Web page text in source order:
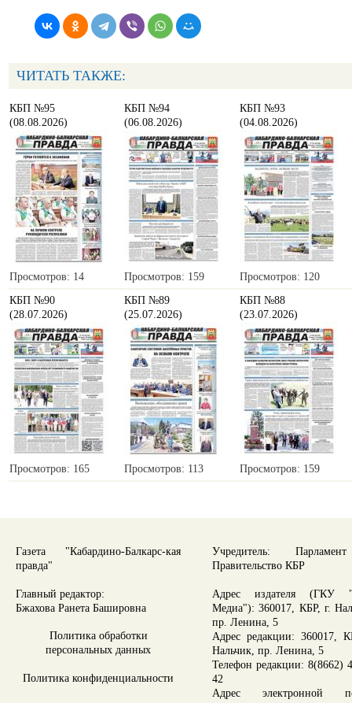
ЧИТАТЬ ТАКЖЕ:
КБП №95
(08.08.2026)
Просмотров: 14
КБП №94
(06.08.2026)
Просмотров: 159
КБП №93
(04.08.2026)
Просмотров: 120
КБП №90
(28.07.2026)
Просмотров: 165
КБП №89
(25.07.2026)
Просмотров: 113
КБП №88
(23.07.2026)
Просмотров: 159
Газета "Кабардино-Балкарс-кая
правда"
Главный редактор:
Бжахова Ранета Башировна
Политика обработки
персональных данных
Политика конфиденциальности
Учредитель:
Правительство КБР
Адрес издателя (ГКУ
Медиа"): 360017, КБР, г.
пр. Ленина, 5
Адрес редакции: 360017,
Нальчик, пр. Ленина, 5
Телефон редакции: 8(8662)
42
Адрес электронной